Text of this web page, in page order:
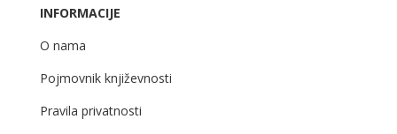
INFORMACIJE
O nama
Pojmovnik književnosti
Pravila privatnosti